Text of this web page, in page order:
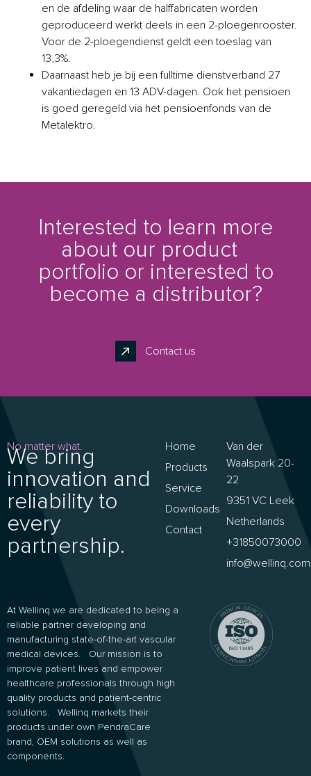
en de afdeling waar de halffabricaten worden
geproduceerd werkt deels in een 2-ploegenrooster.
Voor de 2-ploegendienst geldt een toeslag van
13,3%.
Daarnaast heb je bij een fulltime dienstverband 27
vakantiedagen en 13 ADV-dagen. Ook het pensioen
is goed geregeld via het pensioenfonds van de
Metalektro.
Interested to learn more
about our product
portfolio or interested to
become a distributor?
Contact us
No matter what.
We bring
innovation and
reliability to
every
partnership.
Home
Products
Service
Downloads
Contact
Van der
Waalspark 20-
22
9351 VC Leek
Netherlands
+31850073000
info@wellinq.com
At Wellinq we are dedicated to being a
reliable partner developing and
manufacturing state-of-the-art vascular
medical devices. Our mission is to
improve patient lives and empower
healthcare professionals through high
quality products and patient-centric
solutions. Wellinq markets their
products under own PendraCare
brand, OEM solutions as well as
components.